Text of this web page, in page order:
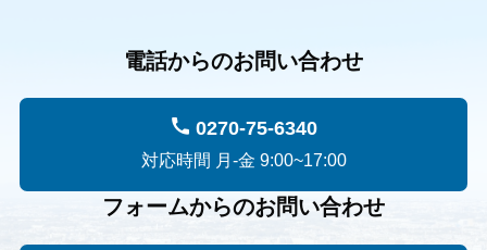
電話からのお問い合わせ
0270-75-6340
対応時間 月-金 9:00~17:00
フォームからのお問い合わせ